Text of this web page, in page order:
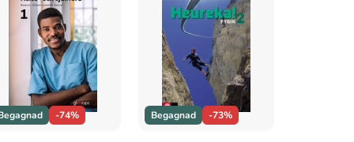
-74% Begagnad -73%